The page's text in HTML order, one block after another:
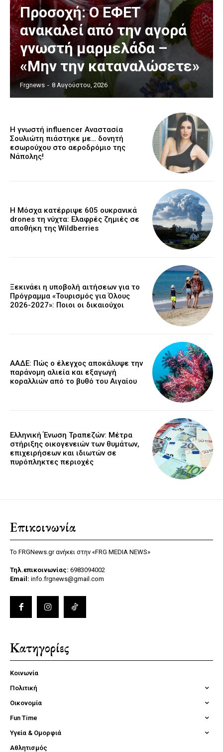
Προσοχή: Ο ΕΦΕΤ
ανακαλεί από την αγορά
γνωστή μαρμελάδα –
«Μην την καταναλώσετε»
Frgnews - 8 Αυγούστου, 2026
Η γνωστή influencer Αναστασία
Σουλιώτη πιάστηκε με… δονητή
εσωρούχου στο αεροδρόμιο της
Νάπολης!
Η Μόσχα κατέρριψε 605 ουκρανικά
drones τη νύχτα: Ελαφρές ζημιές σε
αποθήκη της Wildberries
Ξεκινάει η υποβολή αιτήσεων για το
Πρόγραμμα «Τουρισμός για Όλους
2026-2027»: Ποιοι οι δικαιούχοι
ΑΑΔΕ: Πώς ο έλεγχος αποκάλυψε την
παράνομη αλιεία και εξαγωγή
κοραλλιών από το βυθό του Αιγαίου
Ελληνική Ένωση Τραπεζών: Μέτρα
στήριξης οικογενειών των θυμάτων,
επιχειρήσεων και ιδιωτών σε
πυρόπληκτες περιοχές
Επικοινωνία
Το FRGNews.gr ανήκει στην «FRG MEDIA NEWS»
Τηλ.επικοινωνίας: 6983094002
Email: info.frgnews@gmail.com
Κατηγορίες
Κοινωνία
Πολιτική
Οικονομία
Fun Time
Υγεία & Ομορφιά
Αθλητισμός